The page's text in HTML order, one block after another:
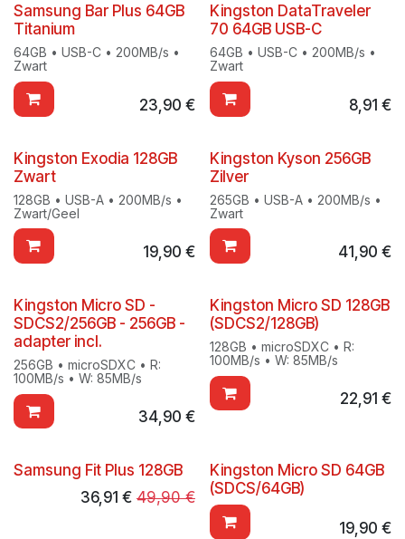
Samsung Bar Plus 64GB
Titanium
64GB • USB-C • 200MB/s •
Zwart
23,90 €
Kingston DataTraveler
70 64GB USB-C
64GB • USB-C • 200MB/s •
Zwart
8,91 €
Kingston Exodia 128GB
Zwart
128GB • USB-A • 200MB/s •
Zwart/Geel
19,90 €
Kingston Kyson 256GB
Zilver
265GB • USB-A • 200MB/s •
Zwart
41,90 €
Kingston Micro SD -
SDCS2/256GB - 256GB -
adapter incl.
256GB • microSDXC • R:
100MB/s • W: 85MB/s
34,90 €
Kingston Micro SD 128GB
(SDCS2/128GB)
128GB • microSDXC • R:
100MB/s • W: 85MB/s
22,91 €
Samsung Fit Plus 128GB
36,91 € 49,90€
Kingston Micro SD 64GB
(SDCS/64GB)
19,90 €